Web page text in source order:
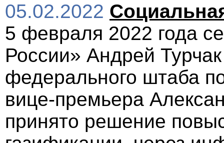
05.02.2022
5 февраля 2022 года
России» Андрей
федерального штаба
вице-премьера
принято решение